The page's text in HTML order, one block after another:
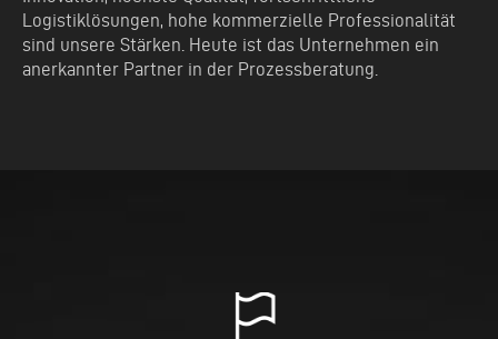
Logistiklösungen, hohe kommerzielle Professionalität
sind unsere Stärken. Heute ist das Unternehmen ein
anerkannter Partner in der Prozessberatung.